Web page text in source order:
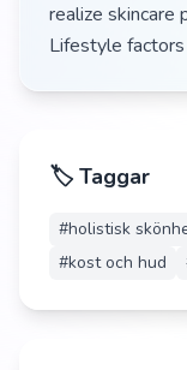
realize skincare
Lifestyle
🏷️ Taggar
#holistisk
#kost och hud